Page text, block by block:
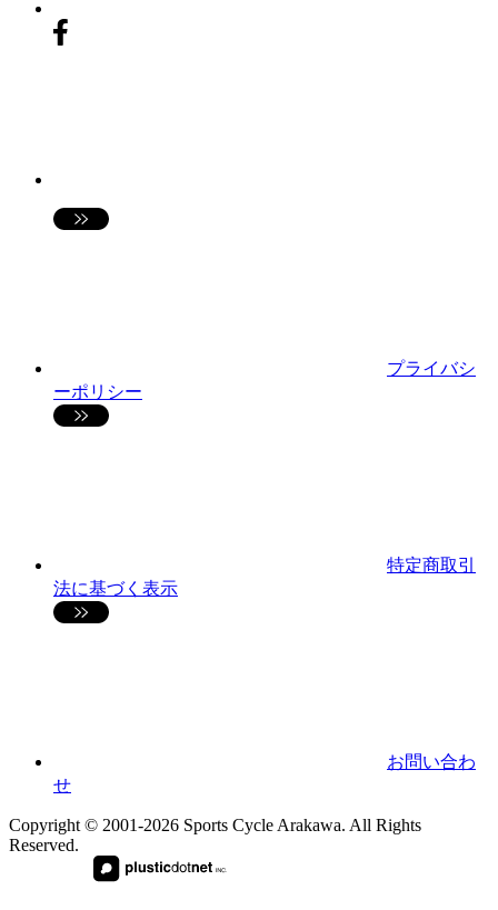
プライバシ
ーポリシー
特定商取引
法に基づく表示
お問い合わ
せ
Copyright © 2001-2026 Sports Cycle Arakawa. All Rights
Reserved.